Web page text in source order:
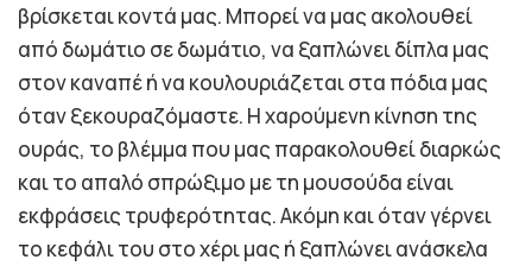
βρίσκεται κοντά μας. Μπορεί να μας ακολουθεί
από δωμάτιο σε δωμάτιο, να ξαπλώνει δίπλα μας
στον καναπέ ή να κουλουριάζεται στα πόδια μας
όταν ξεκουραζόμαστε. Η χαρούμενη κίνηση της
ουράς, το βλέμμα που μας παρακολουθεί διαρκώς
και το απαλό σπρώξιμο με τη μουσούδα είναι
εκφράσεις τρυφερότητας. Ακόμη και όταν γέρνει
το κεφάλι του στο χέρι μας ή ξαπλώνει ανάσκελα